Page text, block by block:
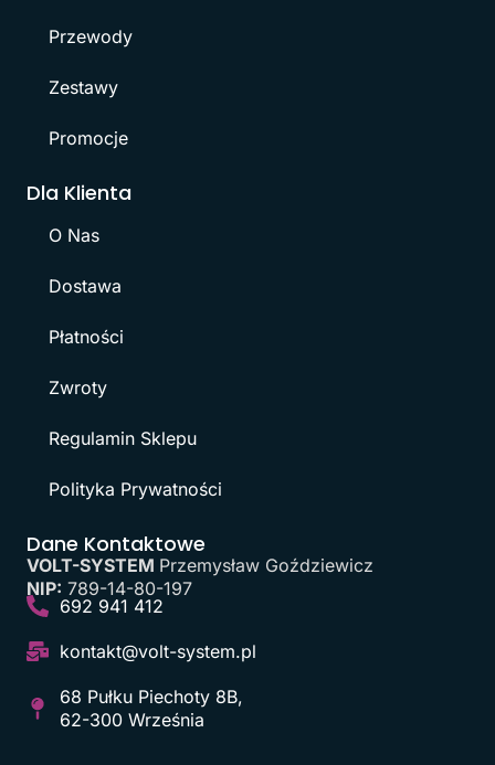
Przewody
Zestawy
Promocje
Dla Klienta
O Nas
Dostawa
Płatności
Zwroty
Regulamin Sklepu
Polityka Prywatności
Dane Kontaktowe
VOLT-SYSTEM Przemysław Goździewicz
NIP: 789-14-80-197
692 941 412
kontakt@volt-system.pl
68 Pułku Piechoty 8B,
62-300 Września